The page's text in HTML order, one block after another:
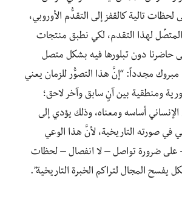
لحظات تالية كالقفز إلى التقدُّم الأوروبي،
المتصِّل لهذا التقدم، لكي نطبق منتجات
حاضرنا دون تبلورها فيه بشكل متصل
مجدداً: “إنَّ هذا التصوُّر للزمان يعني
ومنطقية بين آنٍ سابق وآخر لاحق؛
أساسه ومعناه، وذلك يؤدي إلى
في صورته التاريخية، لأنَّ هذا الوعي
ضرورة تواصل – لا انفصال – لحظات
يفسح المجال لتراكم الخبرة التاريخية”.